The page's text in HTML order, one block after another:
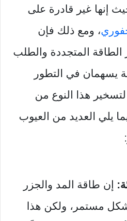
إنها غير قادرة على
، ومع ذلك فإن
الطاقة المتجددة والطلب
يسهمان في التطور
هذا النوع من
يلي العديد من العيوب
إن طاقة المد والجزر
مستمر، ولكن هذا